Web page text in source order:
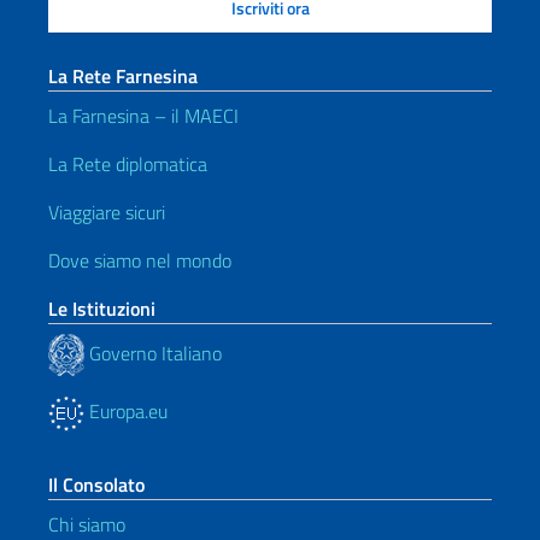
La Rete Farnesina
La Farnesina – il MAECI
La Rete diplomatica
Viaggiare sicuri
Dove siamo nel mondo
Le Istituzioni
Governo Italiano
Europa.eu
Il Consolato
Chi siamo